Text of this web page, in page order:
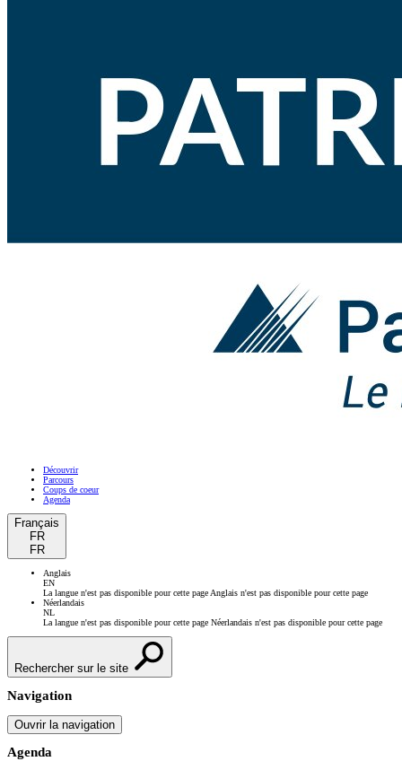
Découvrir
Parcours
Coups de coeur
Agenda
Français
FR
FR
Anglais
EN
La langue n'est pas disponible pour cette page Anglais n'est pas disponible pour cette page
Néerlandais
NL
La langue n'est pas disponible pour cette page Néerlandais n'est pas disponible pour cette page
Rechercher sur le site
Navigation
Ouvrir la navigation
Agenda